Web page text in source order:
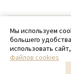
Мы используем
большего
использовать
файлов cookies